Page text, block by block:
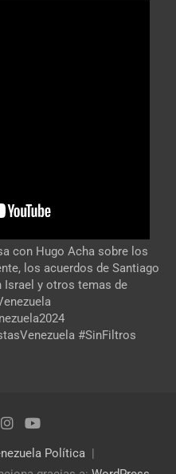
con Hugo Acha sobre los
los acuerdos de Santiago
Israel y otros temas de
#SinFiltros
Política